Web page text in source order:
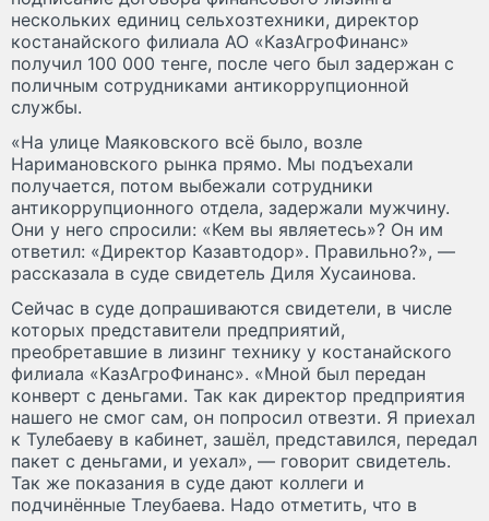
нескольких единиц сельхозтехники, директор
костанайского филиала АО «КазАгроФинанс»
получил 100 000 тенге, после чего был задержан с
поличным сотрудниками антикоррупционной
службы.
«На улице Маяковского всё было, возле
Наримановского рынка прямо. Мы подъехали
получается, потом выбежали сотрудники
антикоррупционного отдела, задержали мужчину.
Они у него спросили: «Кем вы являетесь»? Он им
ответил: «Директор Казавтодор». Правильно?», —
рассказала в суде свидетель Диля Хусаинова.
Сейчас в суде допрашиваются свидетели, в числе
которых представители предприятий,
преобретавшие в лизинг технику у костанайского
филиала «КазАгроФинанс». «Мной был передан
конверт с деньгами. Так как директор предприятия
нашего не смог сам, он попросил отвезти. Я приехал
к Тулебаеву в кабинет, зашёл, представился, передал
пакет с деньгами, и уехал», — говорит свидетель.
Так же показания в суде дают коллеги и
подчинённые Тлеубаева. Надо отметить, что в